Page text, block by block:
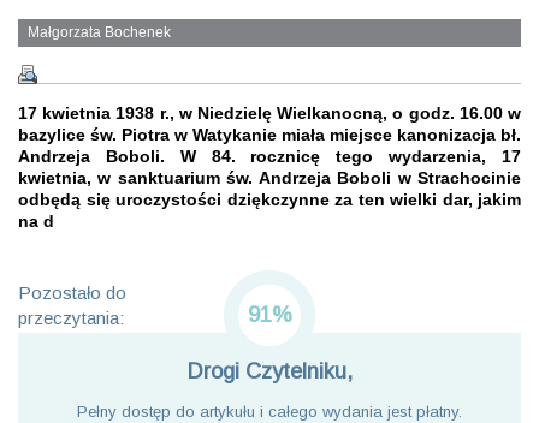
Małgorzata Bochenek
17 kwietnia 1938 r., w Niedzielę Wielkanocną, o godz. 16.00 w
bazylice św. Piotra w Watykanie miała miejsce kanonizacja bł.
Andrzeja Boboli. W 84. rocznicę tego wydarzenia, 17
kwietnia, w sanktuarium św. Andrzeja Boboli w Strachocinie
odbędą się uroczystości dziękczynne za ten wielki dar, jakim
na d
Pozostało do
przeczytania:
91%
Drogi Czytelniku,
Pełny dostęp do artykułu i całego wydania jest płatny.